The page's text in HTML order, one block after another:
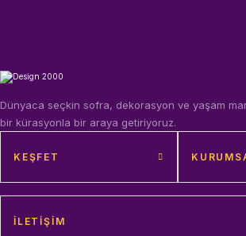
Dünyaca seçkin sofra, dekorasyon ve yaşam
bir kürasyonla bir araya getiriyoruz.
KEŞFET
İLETIŞIM